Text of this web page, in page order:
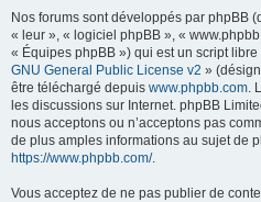
Nos forums sont développés par phpBB
« leur », « logiciel phpBB », «
« Équipes phpBB ») qui est un script
GNU General Public License v2 »
être téléchargé depuis www.phpbb.com.
les discussions sur Internet. phpBB
nous acceptons ou n’acceptons pas
de plus amples informations au sujet de
https://www.phpbb.com/.
Vous acceptez de ne pas publier de